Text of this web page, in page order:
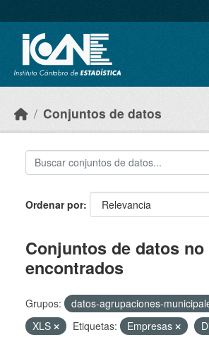
Conjuntos de datos
Ordenar por
Conjuntos de datos no
encontrados
Grupos: datos-agrupaciones-
XLS
Etiquetas: Empresas